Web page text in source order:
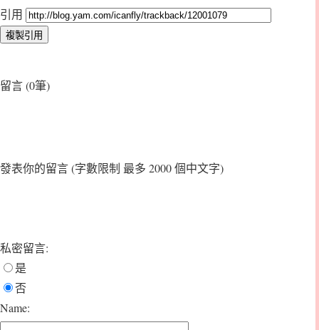
引用
留言 (0筆)
發表你的留言(字數限制 最多 2000 個中文字)
私密留言:
是
否
Name: